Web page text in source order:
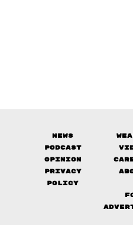
News
Podcast
Opinion
Privacy
Policy